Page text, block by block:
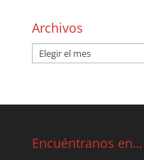
Archivos
Encuéntranos en…